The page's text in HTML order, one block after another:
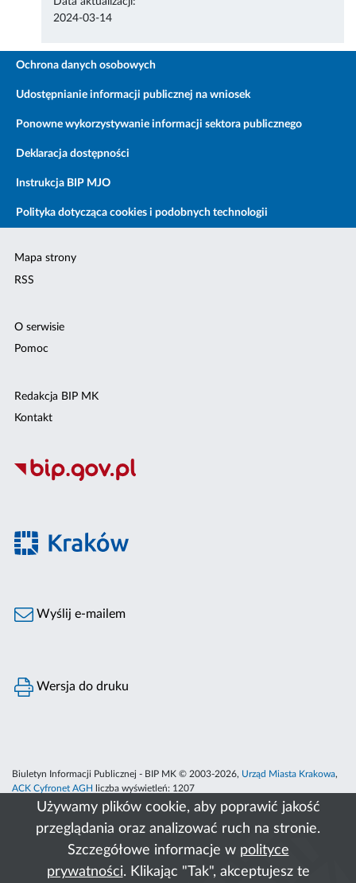
Używamy plików cookie, aby poprawić jakość
przeglądania oraz analizować ruch na stronie.
Szczegółowe informacje w polityce
prywatności. Klikając "Tak", akceptujesz te
2024-03-14
Ochrona danych osobowych
Udostępnianie informacji publicznej na wniosek
Ponowne wykorzystywanie informacji sektora publicznego
Deklaracja dostępności
Instrukcja BIP MJO
Polityka dotycząca cookies i podobnych technologii
Mapa strony
RSS
O serwisie
Pomoc
Redakcja BIP MK
Kontakt
Wyślij e-mailem
Wersja do druku
Biuletyn Informacji Publicznej - BIP MK © 2003-2026, Urząd Miasta Krakowa,
ACK Cyfronet AGH
liczba wyświetleń: 1207